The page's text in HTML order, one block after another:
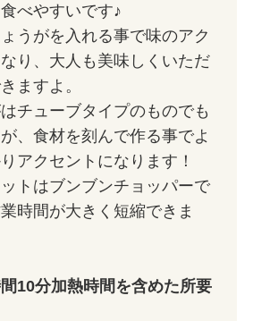
べやすいです♪
うがを入れる事で味のアク
り、大人も美味しくいただ
ますよ。
チューブタイプのものでも
、食材を刻んで作る事でよ
アクセントになります！
トはブンブンチョッパーで
時間が大きく短縮できま
間10分加熱時間を含めた所要